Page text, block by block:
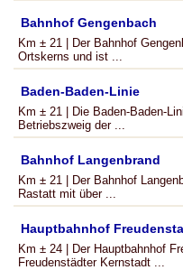
Bahnhof Gengenbach
Km ± 21 | Der Bahnhof
Ortskerns und ist ...
Baden-Baden-Linie
Km ± 21 | Die Baden-Baden-
Betriebszweig der ...
Bahnhof Langenbrand
Km ± 21 | Der Bahnhof
Rastatt mit über ...
Hauptbahnhof
Km ± 24 | Der Hauptbahnhof
Freudenstädter Kernstadt ...